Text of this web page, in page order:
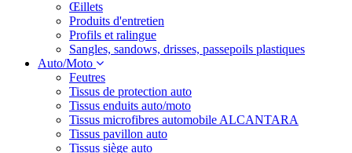
Œillets
Produits d'entretien
Profils et ralingue
Sangles, sandows, drisses, passepoils plastiques
Auto/Moto
Feutres
Tissus de protection auto
Tissus enduits auto/moto
Tissus microfibres automobile ALCANTARA
Tissus pavillon auto
Tissus siège auto